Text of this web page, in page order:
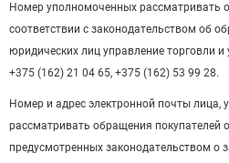
Номер уполномоченных рассматривать
соответствии с законодательством об
юридических лиц управление торговли и
+375 (162) 21 04 65, +375 (162) 53 99 28.
Номер и адрес электронной почты лица,
рассматривать обращения покупателей
предусмотренных законодательством о